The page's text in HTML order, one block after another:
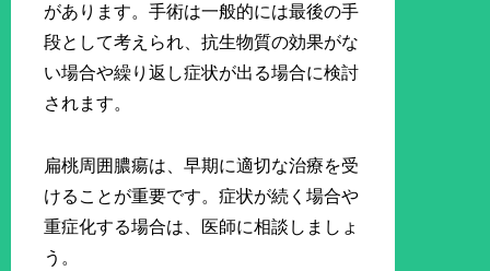
があります。手術は一般的には最後の手
段として考えられ、抗生物質の効果がな
い場合や繰り返し症状が出る場合に検討
されます。
扁桃周囲膿瘍は、早期に適切な治療を受
けることが重要です。症状が続く場合や
重症化する場合は、医師に相談しましょ
う。